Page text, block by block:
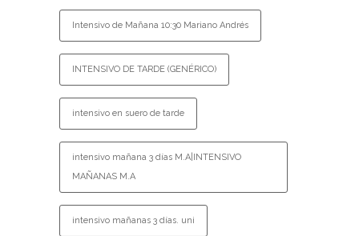
Intensivo de Mañana 10:30 Mariano Andrés
INTENSIVO DE TARDE (GENÉRICO)
intensivo en suero de tarde
intensivo mañana 3 días M.A|INTENSIVO
MAÑANAS M.A
intensivo mañanas 3 días. uni